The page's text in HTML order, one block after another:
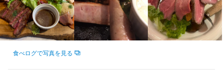
食べログで写真を見る
＼超繁盛店でスキルを身につけられます／
当店はお陰様で、長年地元で愛される人気店へと成長していきま
した。繁盛店を創り続けてきた会社で学べる経験・ノウハウは一
興味はあるけど、経験が無いから不安…そんな方でも大丈夫！当
社にはしっかりとした研修制度があり、経験0からでも成長できる
＼超繁盛店でスキルを身につけられます／
当店はお陰様で、長年地元で愛される人気店へと成長していきま
した。繁盛店を創り続けてきた会社で学べる経験・ノウハウは一
興味はあるけど、経験が無いから不安…そんな方でも大丈夫！当
社にはしっかりとした研修制度があり、経験0からでも成長できる
応募資格
必須スキル・経験
も気軽に相談できる環境です！
＼＼初アルバイト・初飲食のお仕事の方へ／／
誰もが、みんな最初は未経験からスタートしてます！出来なかっ
た事が出来るようになるのって楽しいですよね！私達も同じスタ
も気軽に相談できる環境です！
＼＼初アルバイト・初飲食のお仕事の方へ／／
誰もが、みんな最初は未経験からスタートしてます！出来なかっ
た事が出来るようになるのって楽しいですよね！私達も同じスタ
応募資格
必須スキル・経験